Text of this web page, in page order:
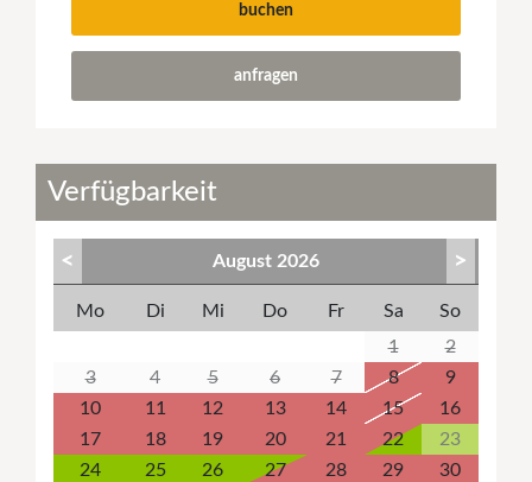
buchen
anfragen
Verfügbarkeit
< August 2026
Mo Di Mi Do Fr Sa
So
1
2
3
4 5 6 7 8
9
10
11 12 13 14 15
16
17
18 19 20 21 22
23
24
25 26 27 28 29
30
>